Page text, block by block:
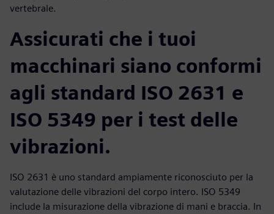
vertebrale.
Assicurati che i tuoi
macchinari siano conformi
agli standard ISO 2631 e
ISO 5349 per i test delle
vibrazioni.
ISO 2631 è uno standard ampiamente riconosciuto per la
valutazione delle vibrazioni del corpo intero. ISO 5349
include la misurazione della vibrazione di mani e braccia. In